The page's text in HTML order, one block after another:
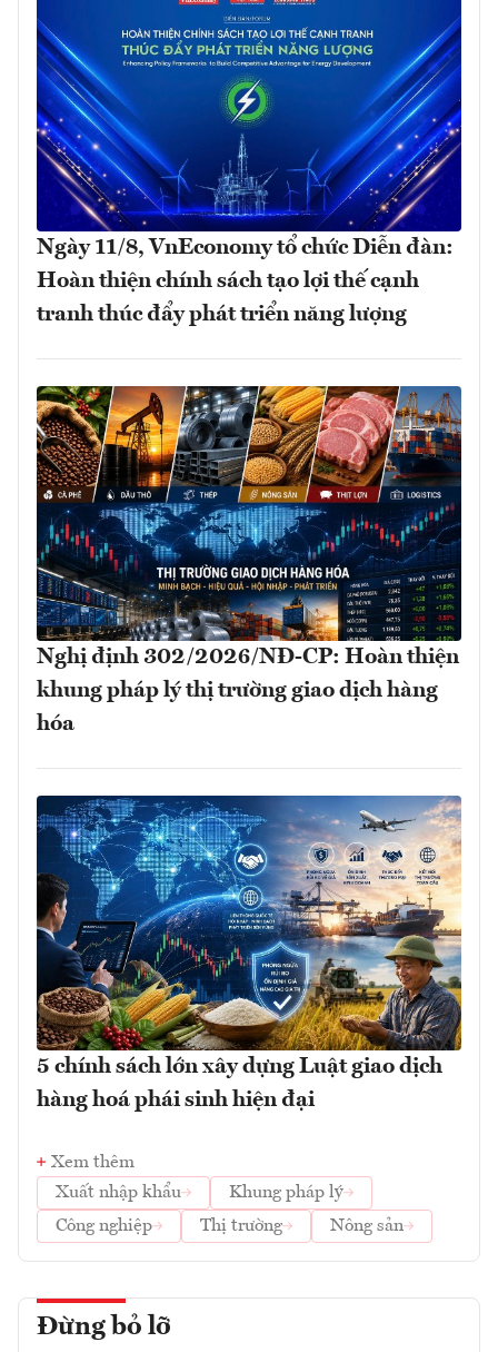
Ngày 11/8, VnEconomy tổ chức Diễn đàn:
Hoàn thiện chính sách tạo lợi thế cạnh
tranh thúc đẩy phát triển năng lượng
Nghị định 302/2026/NĐ-CP: Hoàn thiện
khung pháp lý thị trường giao dịch hàng
hóa
5 chính sách lớn xây dựng Luật giao dịch
hàng hoá phái sinh hiện đại
Xem thêm
Xuất nhập khẩu
Khung pháp lý
Công nghiệp
Thị trường Nông sản
Đừng bỏ lỡ